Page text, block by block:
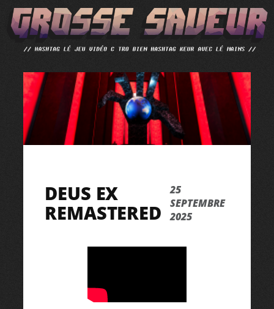
ALLER
AU
CONTENU
DEUS EX
REMASTERED
25
SEPTEMBRE
2025